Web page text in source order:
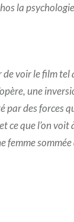
la
voir le film tel
une
par des forces
que l’on voit
femme sommée